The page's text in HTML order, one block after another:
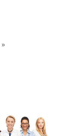
»